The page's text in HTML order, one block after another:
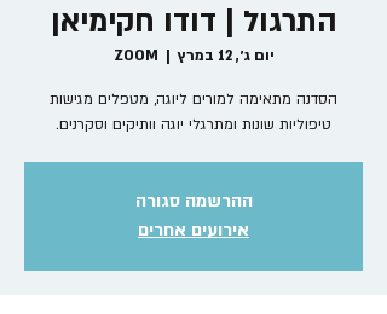
התרגול | דודו חקימיאן
יום ג׳, 12 במרץ
  |
ZOOM
הסדנה מתאימה למורים ליוגה, מטפלים מגישות
טיפוליות שונות ומתרגלי יוגה וותיקים וסקרנים.
ההרשמה סגורה
אירועים אחרים